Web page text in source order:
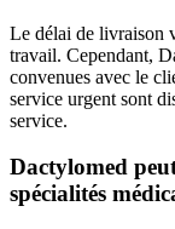
Le délai de livraison
travail. Cependant,
convenues avec le
service urgent sont
service.
Dactylomed
spécialités